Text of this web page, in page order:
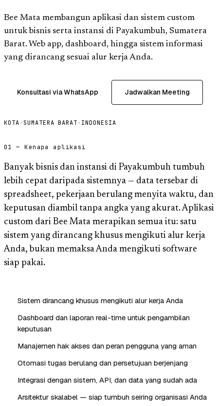
Bee Mata membangun aplikasi dan sistem custom
untuk bisnis serta instansi di Payakumbuh, Sumatera
Barat. Web app, dashboard, hingga sistem informasi
yang dirancang sesuai alur kerja Anda.
Konsultasi via WhatsApp Jadwalkan Meeting
KOTA · SUMATERA BARAT · INDONESIA
01 — Kenapa aplikasi
Banyak bisnis dan instansi di Payakumbuh tumbuh
lebih cepat daripada sistemnya — data tersebar di
spreadsheet, pekerjaan berulang menyita waktu, dan
keputusan diambil tanpa angka yang akurat. Aplikasi
custom dari Bee Mata merapikan semua itu: satu
sistem yang dirancang khusus mengikuti alur kerja
Anda, bukan memaksa Anda mengikuti software
siap pakai.
Sistem dirancang khusus mengikuti alur kerja Anda
Dashboard dan laporan real-time untuk pengambilan
keputusan
Manajemen hak akses dan peran pengguna yang aman
Otomasi tugas berulang dan persetujuan berjenjang
Integrasi dengan sistem, API, dan data yang sudah ada
Arsitektur skalabel — siap tumbuh seiring organisasi Anda